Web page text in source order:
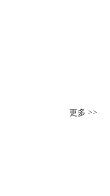
元成交5
元成交1
成交12
人8～16套，...
更多 >>